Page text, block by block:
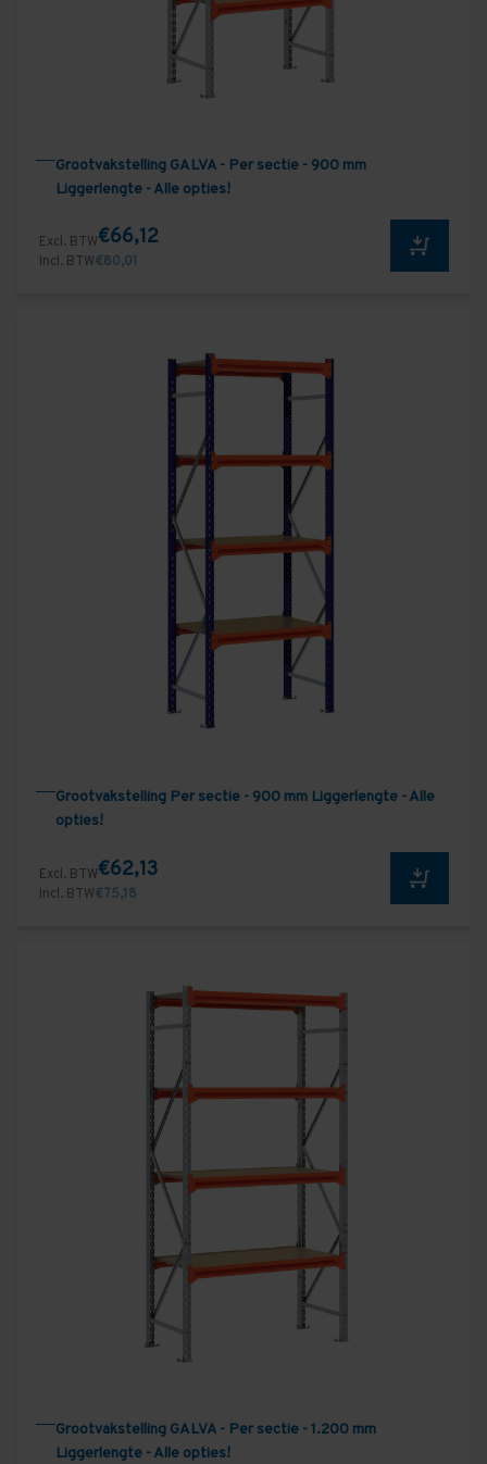
Grootvakstelling GALVA - Per sectie - 900 mm
Liggerlengte - Alle opties!
Excl. BTW€66,12
Incl. BTW€80,01
Grootvakstelling Per sectie - 900 mm Liggerlengte - Alle
opties!
Excl. BTW€62,13
Incl. BTW€75,18
Grootvakstelling GALVA - Per sectie - 1.200 mm
Liggerlengte - Alle opties!